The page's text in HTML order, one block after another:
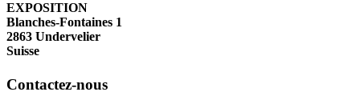
EXPOSITION
Blanches-Fontaines 1
2863 Undervelier
Suisse
Contactez-nous